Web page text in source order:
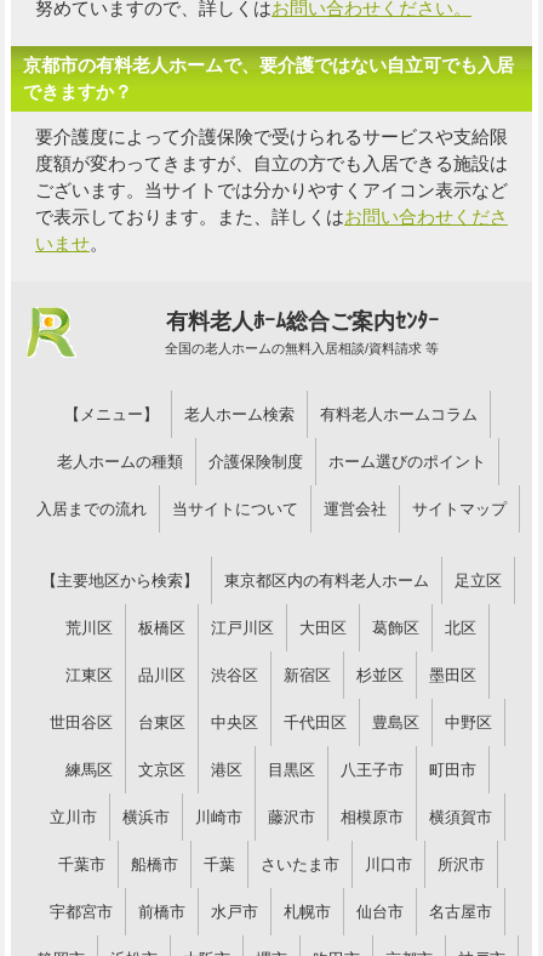
努めていますので、詳しくはお問い合わせください。
京都市の有料老人ホームで、要介護ではない自立可でも入居
できますか？
要介護度によって介護保険で受けられるサービスや支給限
度額が変わってきますが、自立の方でも入居できる施設は
ございます。当サイトでは分かりやすくアイコン表示など
で表示しております。また、詳しくはお問い合わせくださ
いませ。
有料老人ﾎｰﾑ総合ご案内ｾﾝﾀｰ
全国の老人ホームの無料入居相談/資料請求 等
【メニュー】 老人ホーム検索 有料老人ホームコラム
老人ホームの種類 介護保険制度 ホーム選びのポイント
入居までの流れ 当サイトについて 運営会社 サイトマップ
【主要地区から検索】 東京都区内の有料老人ホーム 足立区
荒川区 板橋区 江戸川区 大田区 葛飾区 北区
江東区 品川区 渋谷区 新宿区 杉並区 墨田区
世田谷区 台東区 中央区 千代田区 豊島区 中野区
練馬区 文京区 港区 目黒区 八王子市 町田市
立川市 横浜市 川崎市 藤沢市 相模原市 横須賀市
千葉市 船橋市 千葉 さいたま市 川口市 所沢市
宇都宮市 前橋市 水戸市 札幌市 仙台市 名古屋市